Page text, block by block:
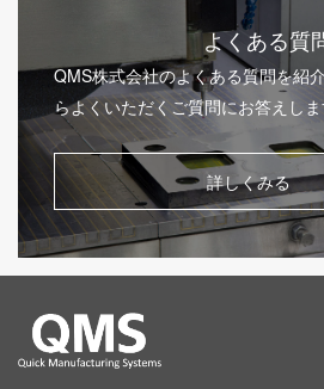
よくある質
QMS株式会社のよくある質問を紹
らよくいただくご質問にお答えしま
詳しくみる